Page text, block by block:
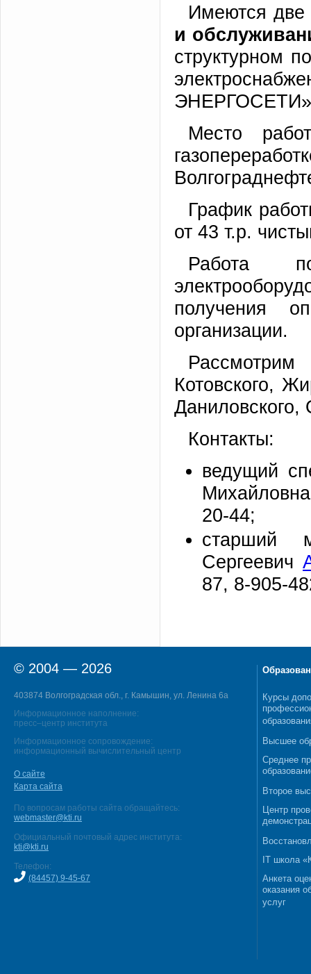
Имеются две
и
структурном
Место
График
от 43 т.р.
Работа по
получения
организации.
Рассмотрим
Котовского,
Даниловского,
Контакты:
ведущий
20-44;
старший
Сергеевич
87, 8-905-
© 2004 — 2026
403874 Волгоградская обл., г. Камышин, ул. Ленина 6а
Информационное наполнение:
пресс–центр института
Информационное сопровождение:
информационный вычислительный центр
О сайте
Карта сайта
По вопросам работы сайта обращайтесь:
webmaster@kti.ru
Официальный почтовый адрес института:
kti@kti.ru
Телефон:
(84457) 9-45-67
Курсы
Высшее
Среднее
Второе
Центр
IT школа
Анкета
оказания
услуг